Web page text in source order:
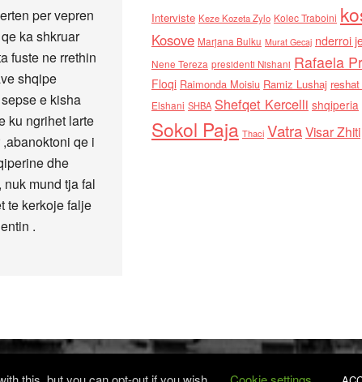
per vepren
ka shkruar
fuste ne rrethin
shqipe
e kisha
ku ngrihet larte
qe i
dhe
mund tja fal
te kerkoje falje
.
Interviste Keze Kozeta Zylo Kolec Traboini
Kosove Marjana Bulku Murat Gecaj nderroi
Nene Tereza presidenti Nishani Rafaela
Floqi Raimonda Moisiu Ramiz Lushaj
Elshani SHBA Shefqet Kercelli shqiperia
Sokol Paja Thaci VatraVisar Zhiti